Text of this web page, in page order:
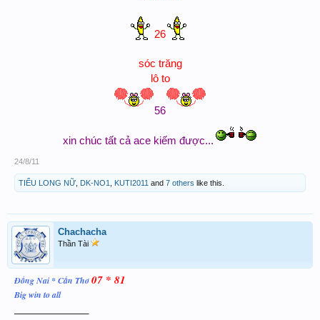
26
sóc trăng
lô to
56
xin chúc tất cả ace kiếm được...
24/8/11
TIỂU LONG NỮ DK-NO1 KUTI2011 and 7 others like this.
Chachacha
Thần Tài
Đồng Nai * Cần Thơ07 * 81
Big win to all